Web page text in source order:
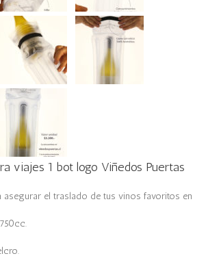
viajes 1 bot logo Viñedos Puertas
el traslado de tus vinos favoritos en